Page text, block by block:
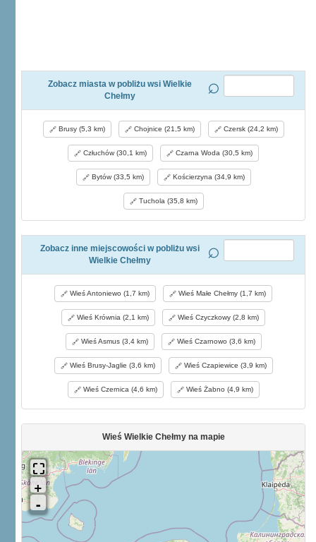
Zobacz miasta w pobliżu wsi Wielkie
Chełmy
Brusy (5,3 km) Chojnice (21,5 km) Czersk (24,2 km)
Człuchów (30,1 km) Czarna Woda (30,5 km)
Bytów (33,5 km) Kościerzyna (34,9 km)
Tuchola (35,8 km)
Zobacz inne miejscowości w pobliżu wsi
Wielkie Chełmy
Wieś Antoniewo (1,7 km) Wieś Małe Chełmy (1,7 km)
Wieś Krównia (2,1 km) Wieś Czyczkowy (2,8 km)
Wieś Asmus (3,4 km) Wieś Czarnowo (3,6 km)
Wieś Brusy-Jaglie (3,6 km) Wieś Czapiewice (3,9 km)
Wieś Czernica (4,6 km) Wieś Żabno (4,9 km)
Wieś Wielkie Chełmy na mapie